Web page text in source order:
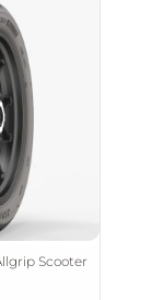
Scooter